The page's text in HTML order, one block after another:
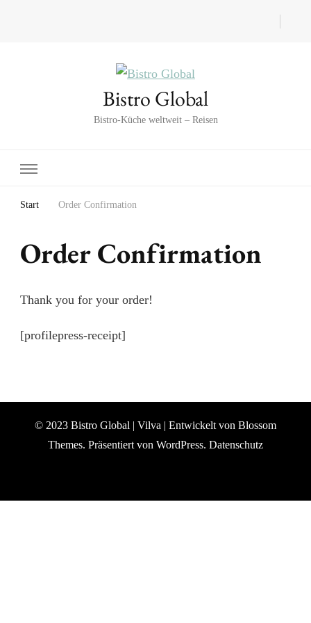
Bistro Global
Bistro-Küche weltweit – Reisen
Start Order Confirmation
Order Confirmation
Thank you for your order!
[profilepress-receipt]
© 2023 Bistro Global | Vilva | Entwickelt von Blossom
Themes. Präsentiert von WordPress. Datenschutz